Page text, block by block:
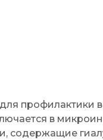
профилактики
в
содержащие